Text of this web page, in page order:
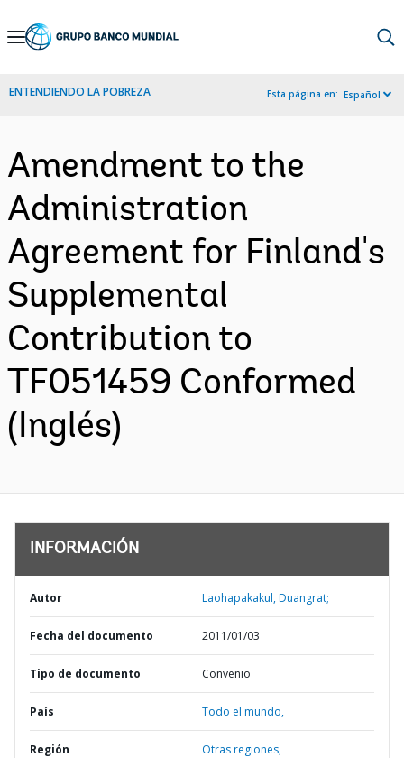
Skip
Navigation
ENTENDIENDO LA POBREZA Esta página en: Español
Amendment to the
Administration
Agreement for Finland's
Supplemental
Contribution to
TF051459 Conformed
(Inglés)
INFORMACIÓN
Autor Laohapakakul, Duangrat;
Fecha del documento 2011/01/03
Tipo de documento Convenio
País Todo el mundo,
Región Otras regiones,